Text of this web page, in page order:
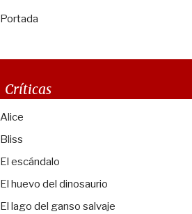
Portada
Críticas
Alice
Bliss
El escándalo
El huevo del dinosaurio
El lago del ganso salvaje